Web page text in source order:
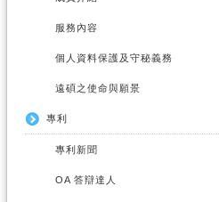
服務內容
個人資料保護及守秘義務
遠碩之使命與願景
專利
專利新聞
OA 答辯達人